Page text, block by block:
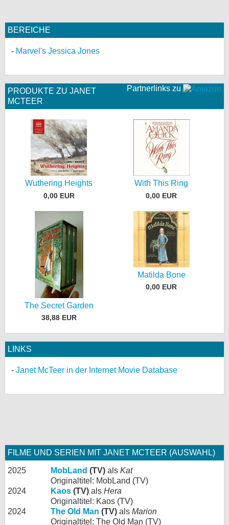
BEREICHE
Marvel's Jessica Jones
Partnerlinks zu
PRODUKTE ZU JANET
MCTEER
Wuthering Heights
0,00 EUR
With This Ring
0,00 EUR
The Secret Garden
38,88 EUR
Matilda Bone
0,00 EUR
LINKS
Janet McTeer in der Internet Movie Database
FILME UND SERIEN MIT JANET MCTEER (AUSWAHL)
2025 MobLand (TV) als Kat
Originaltitel: MobLand (TV)
2024
Kaos (TV) als Hera
Originaltitel: Kaos (TV)
2024
The Old Man (TV) als Marion
Originaltitel: The Old Man (TV)